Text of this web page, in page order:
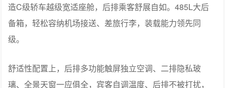
造C级轿车越级宽适座舱，后排乘客舒展自如。485L大后
备箱，轻松容纳机场接送、差旅行李，装载能力领先同
级。
舒适性配置上，后排多功能触屏独立空调、二排隐私玻
璃、全景天窗一应俱全，宾客自调温度、后排不被打扰，